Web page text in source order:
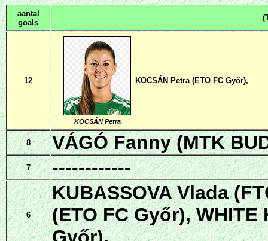
aantal
goals
12
KOCSÁN Petra
KOCSÁN Petra (ETO FC Győr),
8 VÁGÓ Fanny (MTK
7 ------------
6
KUBASSOVA Vlada
(ETO FC Győr),WHITE